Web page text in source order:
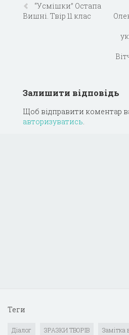
“Усмішки” Остапа
Вишні. Твір 11 клас
Залишити відповідь
Щоб відправити коментар
авторизуватись.
Теги
Діалог ЗРАЗКИ ТВОРІВ Замітка